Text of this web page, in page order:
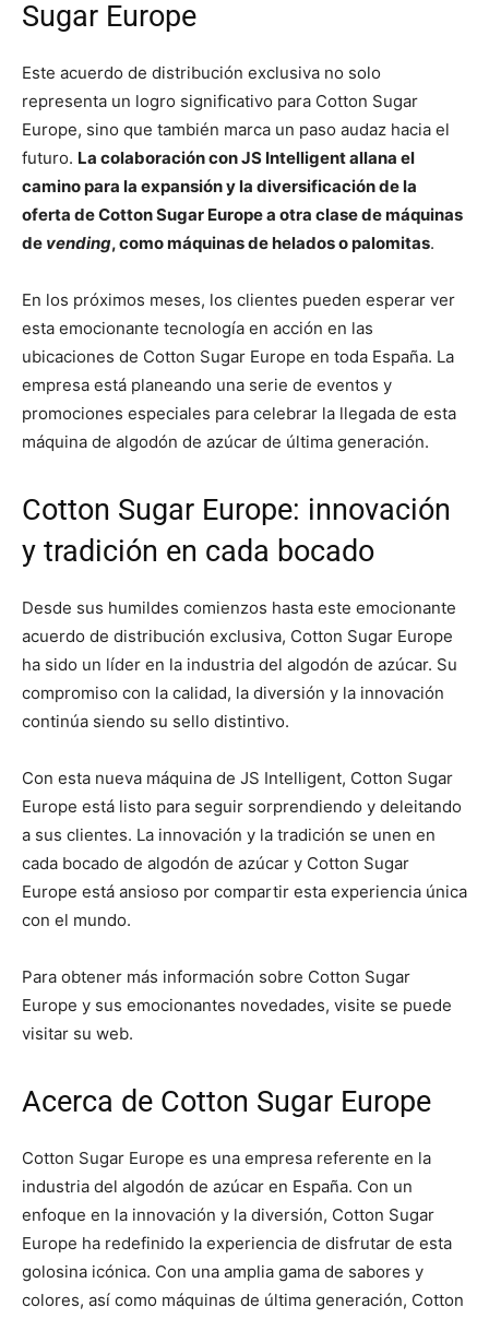
Sugar Europe
Este acuerdo de distribución exclusiva no solo
representa un logro significativo para Cotton Sugar
Europe, sino que también marca un paso audaz hacia el
futuro. La colaboración con JS Intelligent allana el
camino para la expansión y la diversificación de la
oferta de Cotton Sugar Europe a otra clase de máquinas
de vending, como máquinas de helados o palomitas.
En los próximos meses, los clientes pueden esperar ver
esta emocionante tecnología en acción en las
ubicaciones de Cotton Sugar Europe en toda España. La
empresa está planeando una serie de eventos y
promociones especiales para celebrar la llegada de esta
máquina de algodón de azúcar de última generación.
Cotton Sugar Europe: innovación
y tradición en cada bocado
Desde sus humildes comienzos hasta este emocionante
acuerdo de distribución exclusiva, Cotton Sugar Europe
ha sido un líder en la industria del algodón de azúcar. Su
compromiso con la calidad, la diversión y la innovación
continúa siendo su sello distintivo.
Con esta nueva máquina de JS Intelligent, Cotton Sugar
Europe está listo para seguir sorprendiendo y deleitando
a sus clientes. La innovación y la tradición se unen en
cada bocado de algodón de azúcar y Cotton Sugar
Europe está ansioso por compartir esta experiencia única
con el mundo.
Para obtener más información sobre Cotton Sugar
Europe y sus emocionantes novedades, visite se puede
visitar su web.
Acerca de Cotton Sugar Europe
Cotton Sugar Europe es una empresa referente en la
industria del algodón de azúcar en España. Con un
enfoque en la innovación y la diversión, Cotton Sugar
Europe ha redefinido la experiencia de disfrutar de esta
golosina icónica. Con una amplia gama de sabores y
colores, así como máquinas de última generación, Cotton